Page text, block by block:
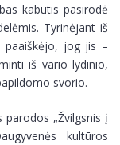
kabutis pasirodė
Tyrinėjant iš
paaiškėjo, jog jis –
iš vario lydinio,
svorio.
„Žvilgsnis į
kultūros